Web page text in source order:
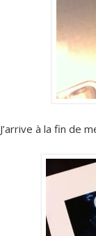
J’arrive à la fin de